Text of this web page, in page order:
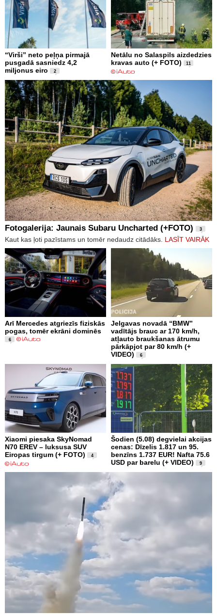
“Virši” neto peļņa pirmajā
pusgadā sasniedz 4,2
miljonus eiro
2
Netālu no Salaspils aizdedzies
kravas auto (+ FOTO)
11
Fotogalerija: Jaunais Subaru Uncharted (+FOTO) 3
Kaut kas ļoti pazīstams un tomēr nedaudz citādāks. LASĪT VAIRĀK
Arī Mercedes atgriezīs fiziskās
pogas, tomēr ekrāni dominēs
6
Jelgavas novadā “BMW”
vadītājs brauc ar 170 km/h,
atļauto braukšanas ātrumu
pārkāpjot par 80 km/h (+
VIDEO)
6
Xiaomi piesaka SkyNomad
N70 EREV – luksusa SUV
Eiropas tirgum (+ FOTO)
4
Šodien (5.08) degvielai akcijas
cenas: Dīzelis 1.817 un 95.
benzīns 1.737 EUR! Nafta 75.6
USD par barelu (+ VIDEO)
9